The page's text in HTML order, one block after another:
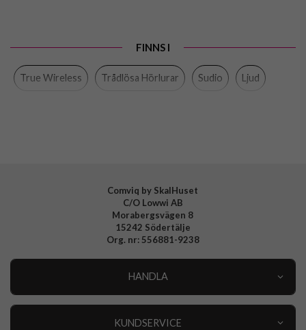
Varumärke Sudio
FINNS I
True Wireless Trådlösa Hörlurar Sudio Ljud
Comviq by SkalHuset
C/O Lowwi AB
Morabergsvägen 8
15242 Södertälje
Org. nr: 556881-9238
HANDLA
KUNDSERVICE